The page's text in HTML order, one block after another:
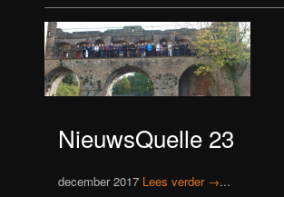
NieuwsQuelle 23
december 2017 Lees verder →...